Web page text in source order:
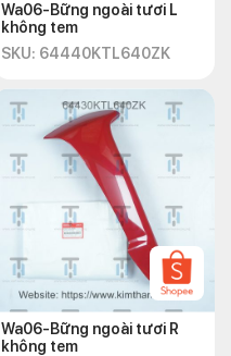
Wa06-Bững ngoài tươi L
không tem
SKU: 64440KTL640ZK
Wa06-Bững ngoài tươi R
không tem